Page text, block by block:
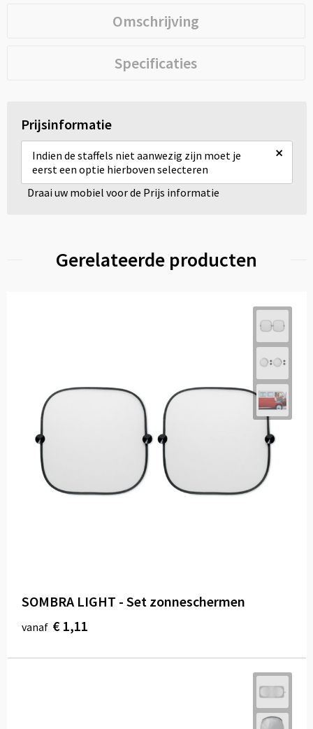
Omschrijving
Specificaties
Prijsinformatie
Indien de staffels niet aanwezig zijn moet je
eerst een optie hierboven selecteren
×
Draai uw mobiel voor de Prijs informatie
Gerelateerde producten
SOMBRA LIGHT - Set zonneschermen
vanaf € 1,11